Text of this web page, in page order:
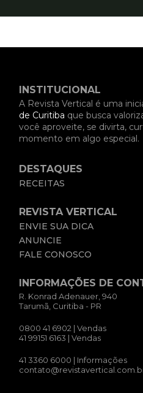
INSTITUCIONAL
A Revista Vertical é uma
de Curitiba que busca
você aproveite, se divirta,
momento em algo especial.
DESTAQUES
RECEITAS
REVISTA VERTICAL
ENVIE SUA DICA
ANUNCIE
FALE CONOSCO
INFORMAÇÕES DE
R. Konrad Adenauer, 940
Tarumã, Curitiba - PR
0800 41 6902 | Vendas
41 99151 6163 | Vendas
41 3360 6000 | Informações